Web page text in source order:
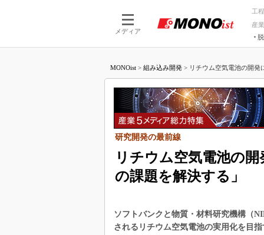
メディア
工
産
つながる工場
つながるサー
AI×設備
MONOist > 組み込み開発 > リチウム空気電池の開発
リチウム空気電池の
の課題を解決する」
研究開発の最前線
ソフトバンクと物質・材料研究機構（
されるリチウム空気電池の実用化を目